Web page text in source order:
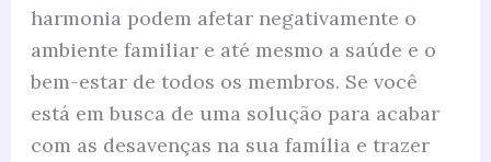
harmonia podem afetar negativamente o
ambiente familiar e até mesmo a saúde e o
bem-estar de todos os membros. Se você
está em busca de uma solução para acabar
com as desavenças na sua família e trazer